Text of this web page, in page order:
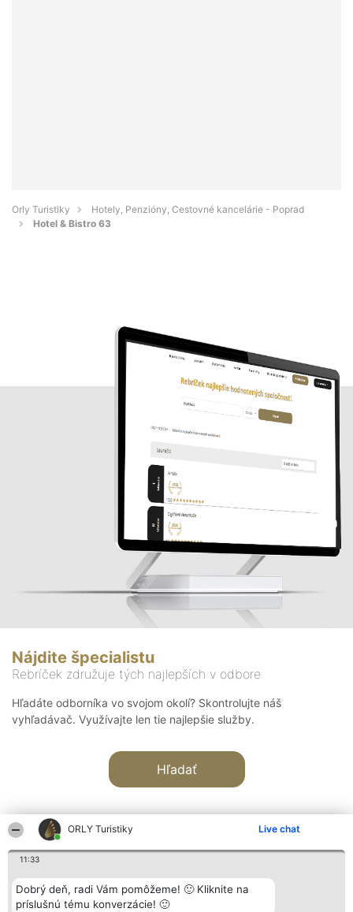
ORLY Turistiky Live chat
11:33
Dobrý deň, radi Vám pomôžeme! 🙂 Kliknite na
príslušnú tému konverzácie! 🙂
Orly Turistiky
Hotely, Penzióny, Cestovné kancelárie - Poprad
Hotel & Bistro 63
Nájdite špecialistu
Rebríček združuje tých najlepších v odbore
Hľadáte odborníka vo svojom okolí? Skontrolujte náš
vyhľadávač. Využívajte len tie najlepšie služby.
Hľadať
Organizátor hodnotenia
Bright Side Solutions sp. z o.
o. sp. k.
Hodnotenie
Laureáti
Lista
Kontakt
Kontakt